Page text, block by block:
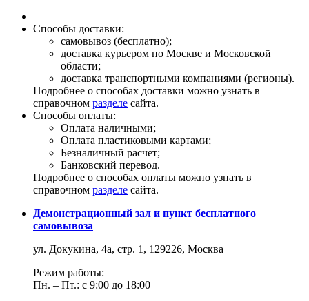
Способы доставки:
самовывоз (бесплатно);
доставка курьером по Москве и Московской
области;
доставка транспортными компаниями (регионы).
Подробнее о способах доставки можно узнать в
справочном разделе сайта.
Способы оплаты:
Оплата наличными;
Оплата пластиковыми картами;
Безналичный расчет;
Банковский перевод.
Подробнее о способах оплаты можно узнать в
справочном разделе сайта.
Демонстрационный зал и пункт бесплатного
самовывоза
ул. Докукина, 4а, стр. 1, 129226, Москва
Режим работы:
Пн. – Пт.: с 9:00 до 18:00